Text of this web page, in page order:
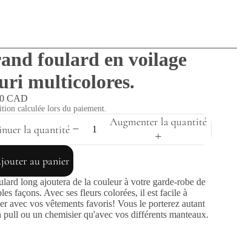
foulard en voilage
multicolores.
CAD
calculée lors du paiement.
la quantité
Augmenter la quantité
au panier
long ajoutera de la couleur à votre garde-robe de
façons. Avec ses fleurs colorées, il est facile à
avec vos vêtements favoris! Vous le porterez autant
pull ou un chemisier qu'avec vos différents manteaux.